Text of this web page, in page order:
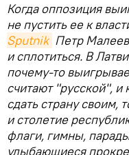
Когда оппозиция
не пустить ее к
Sputnik Петр
и сплотиться. В
почему-то
считают "русской",
сдать страну своим,
и столетие
флаги, гимны,
улыбающиеся